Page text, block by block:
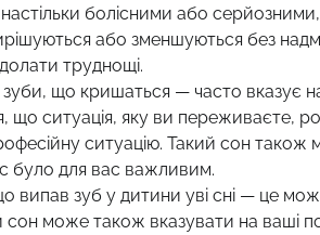
болісними або
або зменшуються без
труднощі.
зуби, що кришаться — часто вказує
що ситуація, яку ви переживаєте,
ситуацію. Такий сон
було для вас важливим.
випав зуб у дитини уві сні — це
може також вказувати на ваші